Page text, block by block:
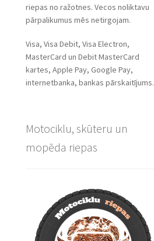
riepas no ražotnes. Vecos noliktavu
pārpalikumus mēs netirgojam.
Visa, Visa Debit, Visa Electron,
MasterCard un Debit MasterCard
kartes, Apple Pay, Google Pay,
internetbanka, bankas pārskaitījums.
Motociklu, skūteru un
mopēda riepas